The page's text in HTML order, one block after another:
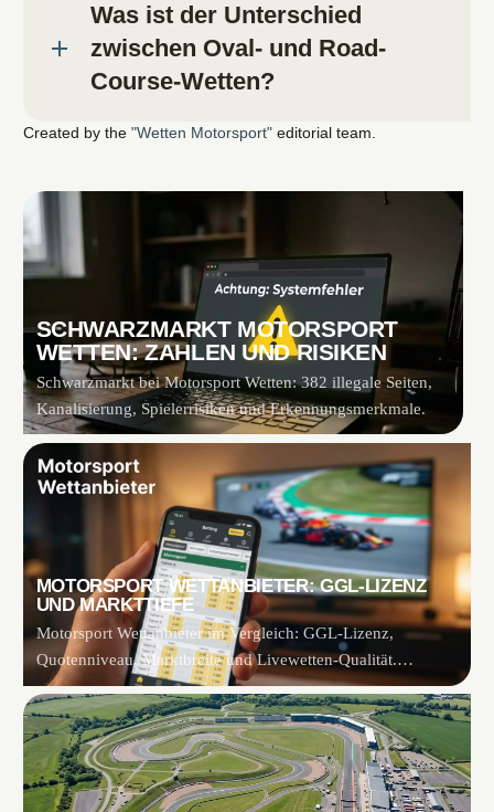
Was ist der Unterschied
zwischen Oval- und Road-
Course-Wetten?
Created by the "Wetten Motorsport" editorial team.
SCHWARZMARKT MOTORSPORT
WETTEN: ZAHLEN UND RISIKEN
Schwarzmarkt bei Motorsport Wetten: 382 illegale Seiten,
Kanalisierung, Spielerrisiken und Erkennungsmerkmale.
MOTORSPORT WETTANBIETER: GGL-LIZENZ
UND MARKTTIEFE
Motorsport Wettanbieter im Vergleich: GGL-Lizenz,
Quotenniveau, Marktbreite und Livewetten-Qualität.
Objektive Bewertungskriterien.